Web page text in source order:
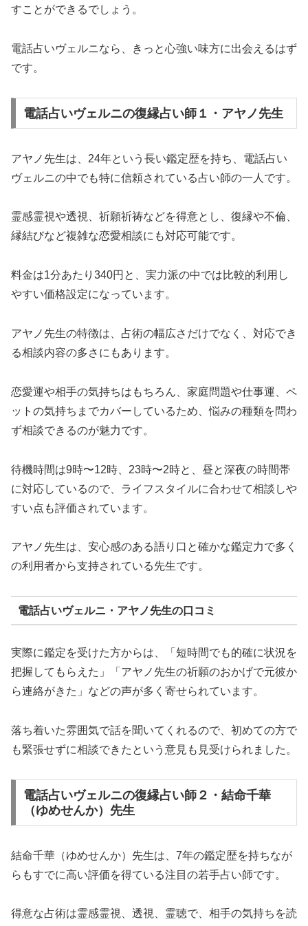
すことができるでしょう。
電話占いヴェルニなら、きっと心強い味方に出会えるはず
です。
電話占いヴェルニの復縁占い師１・アヤノ先生
アヤノ先生は、24年という長い鑑定歴を持ち、電話占い
ヴェルニの中でも特に信頼されている占い師の一人です。
霊感霊視や透視、祈願祈祷などを得意とし、復縁や不倫、
縁結びなど複雑な恋愛相談にも対応可能です。
料金は1分あたり340円と、実力派の中では比較的利用し
やすい価格設定になっています。
アヤノ先生の特徴は、占術の幅広さだけでなく、対応でき
る相談内容の多さにもあります。
恋愛運や相手の気持ちはもちろん、家庭問題や仕事運、ペ
ットの気持ちまでカバーしているため、悩みの種類を問わ
ず相談できるのが魅力です。
待機時間は9時〜12時、23時〜2時と、昼と深夜の時間帯
に対応しているので、ライフスタイルに合わせて相談しや
すい点も評価されています。
アヤノ先生は、安心感のある語り口と確かな鑑定力で多く
の利用者から支持されている先生です。
電話占いヴェルニ・アヤノ先生の口コミ
実際に鑑定を受けた方からは、「短時間でも的確に状況を
把握してもらえた」「アヤノ先生の祈願のおかげで元彼か
ら連絡がきた」などの声が多く寄せられています。
落ち着いた雰囲気で話を聞いてくれるので、初めての方で
も緊張せずに相談できたという意見も見受けられました。
電話占いヴェルニの復縁占い師２・結命千華
（ゆめせんか）先生
結命千華（ゆめせんか）先生は、7年の鑑定歴を持ちなが
らもすでに高い評価を得ている注目の若手占い師です。
得意な占術は霊感霊視、透視、霊聴で、相手の気持ちを読